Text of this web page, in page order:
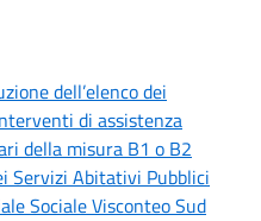
dell’elenco dei
di assistenza
della misura B1 o B2
Servizi Abitativi Pubblici
Sociale Visconteo Sud